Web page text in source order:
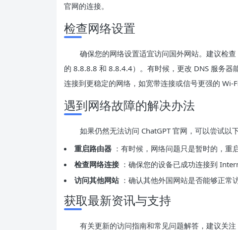
官网的连接。
检查网络设置
确保您的网络设置适宜访问国外网站。建议检
的 8.8.8.8 和 8.8.4.4）。有时候，更改 DNS 服务
连接到更稳定的网络，如宽带连接或信号更强的 Wi-Fi
遇到网络故障的解决办法
如果仍然无法访问 ChatGPT 官网，可以尝试以
重启路由器 ：有时候，网络问题只是暂时的，重
检查网络连接 ：确保您的设备已成功连接到
访问其他网站 ：确认其他外国网站是否能够正常
获取最新资讯与支持
有关更新的访问指南和常见问题解答，建议关